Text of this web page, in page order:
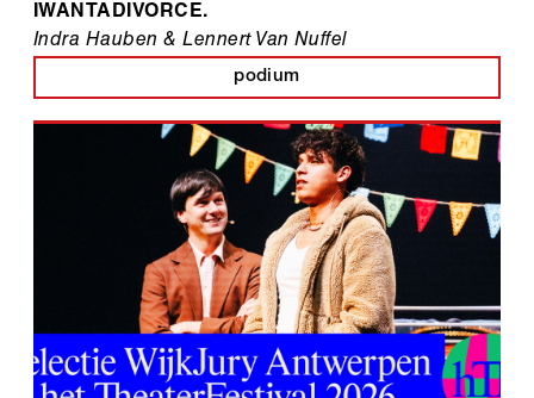
IWANTADIVORCE.
Indra Hauben & Lennert Van Nuffel
podium